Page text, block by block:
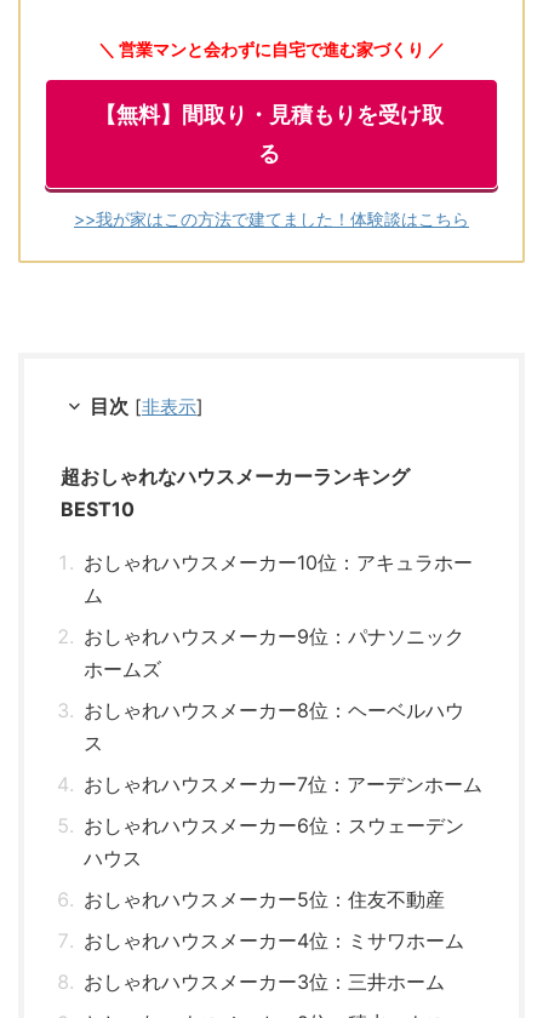
＼ 営業マンと会わずに自宅で進む家づくり ／
【無料】間取り・見積もりを受け取
る
>>我が家はこの方法で建てました！体験談はこちら
目次 [非表示]
超おしゃれなハウスメーカーランキング
BEST10
おしゃれハウスメーカー10位：アキュラホー
ム
おしゃれハウスメーカー9位：パナソニック
ホームズ
おしゃれハウスメーカー8位：ヘーベルハウ
ス
おしゃれハウスメーカー7位：アーデンホーム
おしゃれハウスメーカー6位：スウェーデン
ハウス
おしゃれハウスメーカー5位：住友不動産
おしゃれハウスメーカー4位：ミサワホーム
おしゃれハウスメーカー3位：三井ホーム